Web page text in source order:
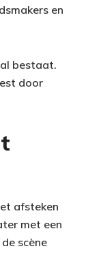
en
bestaat.
door
afsteken
met een
scène